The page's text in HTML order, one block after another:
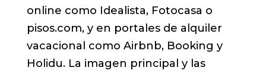
online como Idealista, Fotocasa o
pisos.com, y en portales de alquiler
vacacional como Airbnb, Booking y
Holidu. La imagen principal y las